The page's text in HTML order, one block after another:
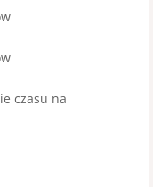
czasu na